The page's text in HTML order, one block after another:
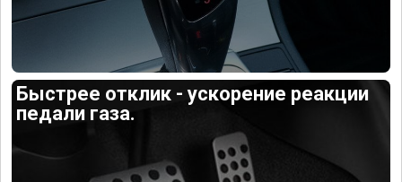
Быстрее отклик - ускорение реакции
педали газа.